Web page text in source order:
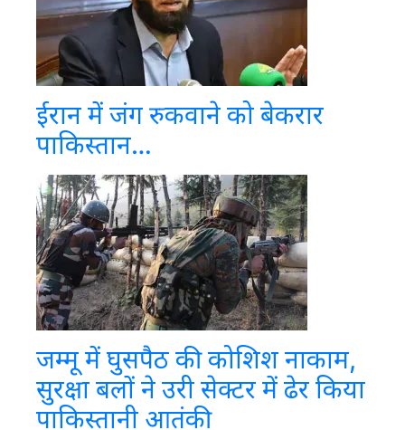
ईरान में जंग रुकवाने को बेकरार
पाकिस्तान…
जम्मू में घुसपैठ की कोशिश नाकाम,
सुरक्षा बलों ने उरी सेक्टर में ढेर किया
पाकिस्तानी आतंकी